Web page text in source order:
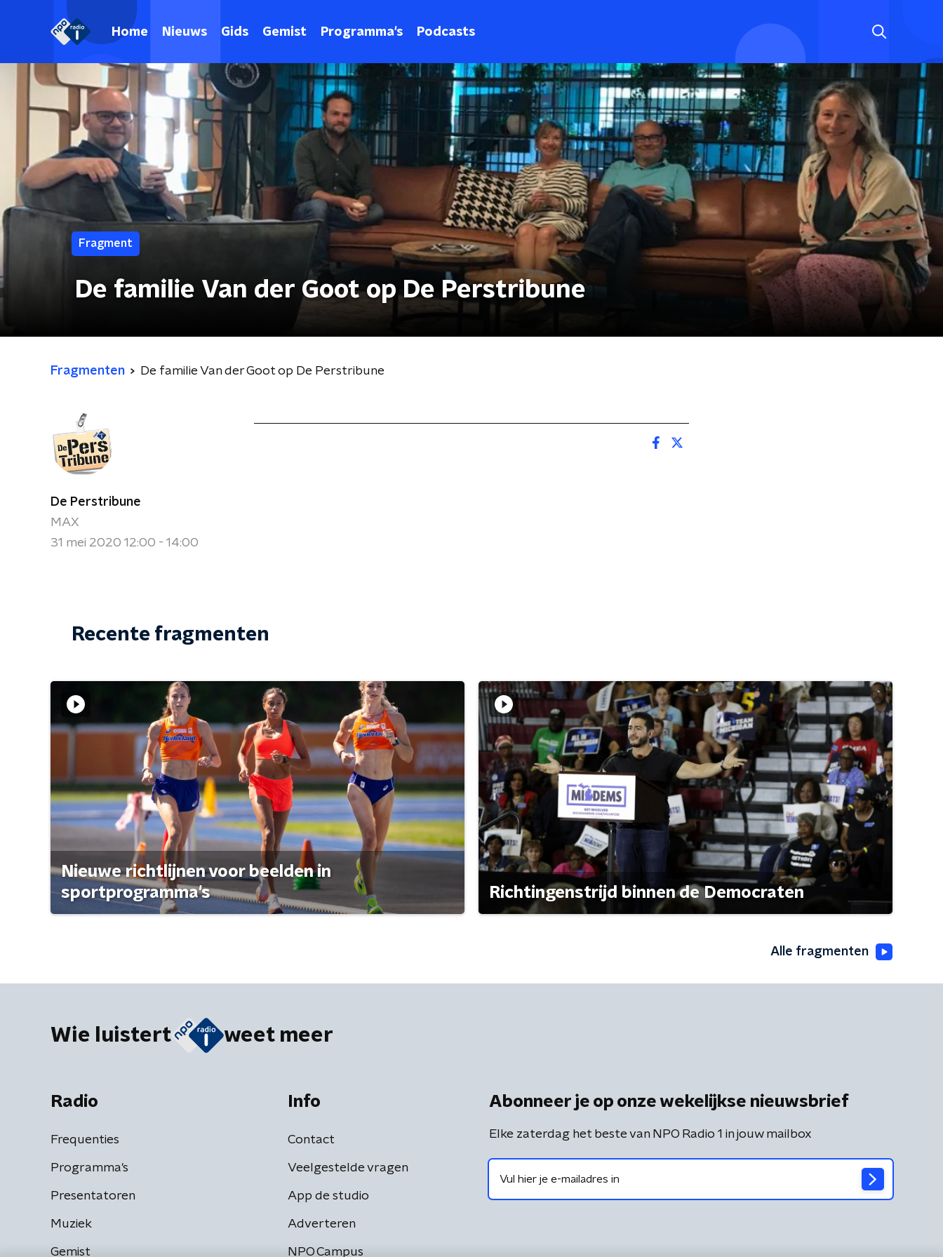
Home Nieuws Gids Gemist Programma's Podcasts
Fragment
De familie Van der Goot op De Perstribune
Fragmenten De familie Van der Goot op De Perstribune
De Perstribune
MAX
31 mei 2020 12:00 - 14:00
Recente fragmenten
Nieuwe richtlijnen voor beelden in
sportprogramma's
Richtingenstrijd binnen de Democraten
Alle fragmenten
Wie luistert weet meer
Radio
Frequenties
Programma's
Presentatoren
Muziek
Gemist
Info
Contact
Veelgestelde vragen
App de studio
Adverteren
NPO Campus
Abonneer je op onze wekelijkse nieuwsbrief
Elke zaterdag het beste van NPO Radio 1 in jouw mailbox